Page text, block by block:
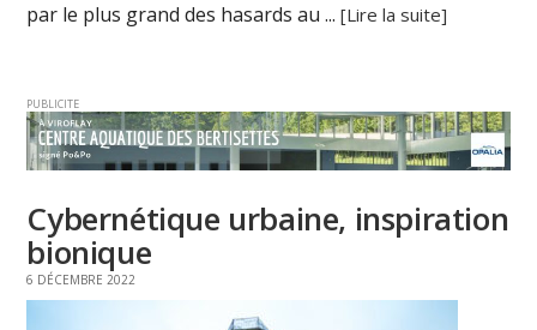
par le plus grand des hasards au ...[Lire la suite]
PUBLICITE
Cybernétique urbaine, inspiration
bionique
6 DÉCEMBRE 2022